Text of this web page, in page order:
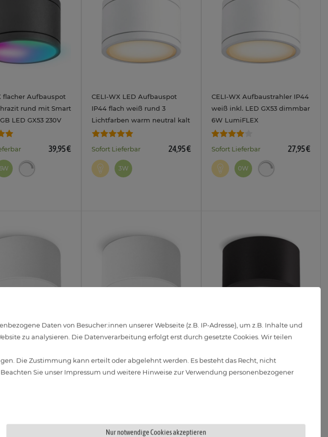
flacher Aufbauspot
rund mit Smart
LED GX53 230V
39,95 €
CELI-WX LED Aufbauspot
IP44 flach weiß rund 3
Lichtfarben warm neutral kalt
GX53 230V 3W
Sofort Lieferbar 24,95 €
3W
CELI-WX Aufbaustrahler IP44
weiß inkl. LED GX53 dimmbar
6W LumiFLEX
warm/neutral/kalt 230V
Sofort Lieferbar 27,95 €
0W
CELI-1 weiß
breiter
CELI-1 Aufbauspot für Bad &
Modul 4W neutralweiß 230V
CELI-1 Aufputz Spot für Bad &
Modul 4W neutralweiß 230V
Daten von Besucher:innen unserer Webseite (z.B. IP-Adresse), um z.B. Inhalte und
zu analysieren. Die Datenverarbeitung erfolgt erst durch gesetzte Cookies. Wir teilen
Die Zustimmung kann erteilt oder abgelehnt werden. Es besteht das Recht, nicht
Sie unser Impressum und weitere Hinweise zur Verwendung personenbezogener
Nur notwendige Cookies akzeptieren